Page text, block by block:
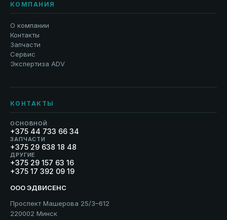
КОМПАНИЯ
О компании
Контакты
Запчасти
Сервис
Экспертиза ADV
КОНТАКТЫ
ОСНОВНОЙ
+375 44 733 66 34
ЗАПЧАСТИ
+375 29 638 18 48
ДРУГИЕ
+375 29 157 63 16
+375 17 392 09 19
ООО ЭДВИСЕНС
Проспект Машерова 25/3–612
220002 Минск